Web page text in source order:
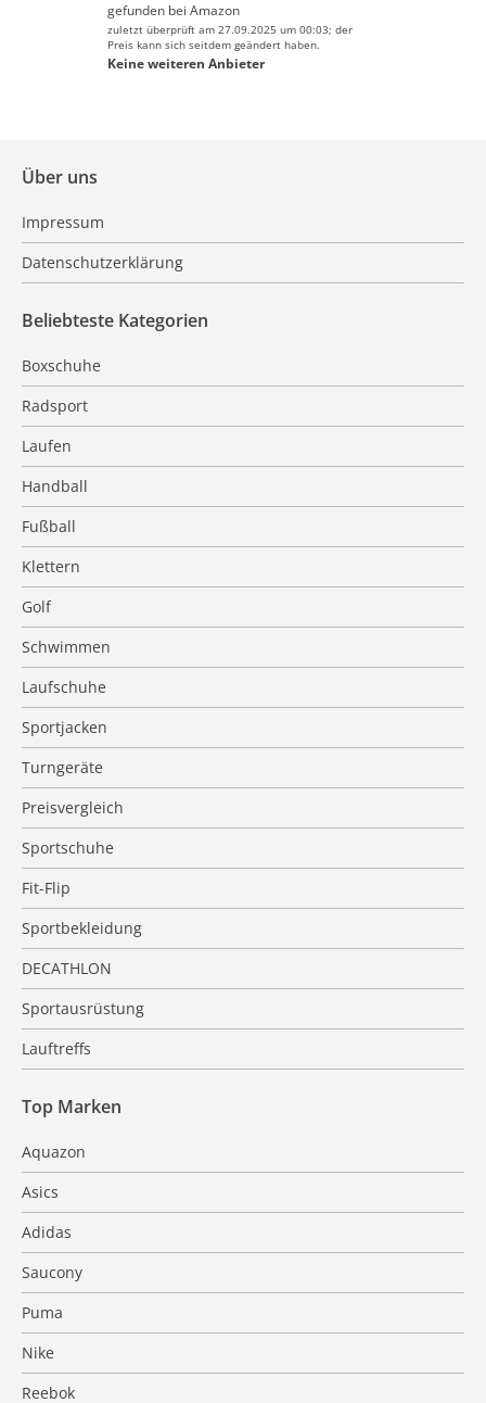
gefunden bei Amazon
zuletzt überprüft am 27.09.2025 um 00:03; der
Preis kann sich seitdem geändert haben.
Keine weiteren Anbieter
Über uns
Impressum
Datenschutzerklärung
Beliebteste Kategorien
Boxschuhe
Radsport
Laufen
Handball
Fußball
Klettern
Golf
Schwimmen
Laufschuhe
Sportjacken
Turngeräte
Preisvergleich
Sportschuhe
Fit-Flip
Sportbekleidung
DECATHLON
Sportausrüstung
Lauftreffs
Top Marken
Aquazon
Asics
Adidas
Saucony
Puma
Nike
Reebok